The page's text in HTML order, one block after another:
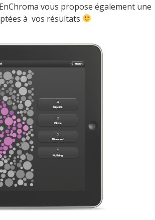
vous propose également une
à vos résultats